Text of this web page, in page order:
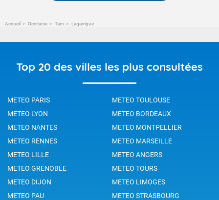
Accueil Occitanie Tarn Lagarrigue
Top 20 des villes les plus consultées
METEO PARIS
METEO TOULOUSE
METEO LYON
METEO BORDEAUX
METEO NANTES
METEO MONTPELLIER
METEO RENNES
METEO MARSEILLE
METEO LILLE
METEO ANGERS
METEO GRENOBLE
METEO TOURS
METEO DIJON
METEO LIMOGES
METEO PAU
METEO STRASBOURG